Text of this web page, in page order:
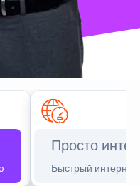
Просто
Быстрый интернет